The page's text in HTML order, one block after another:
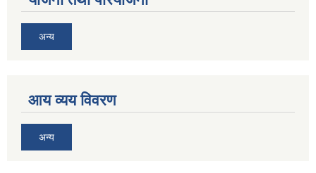
अन्य
आय व्यय विवरण
अन्य